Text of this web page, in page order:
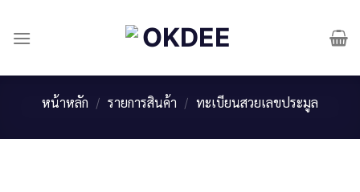
content
หน้าหลัก / รายการสินค้า / ทะเบียนสวยเลขประมูล